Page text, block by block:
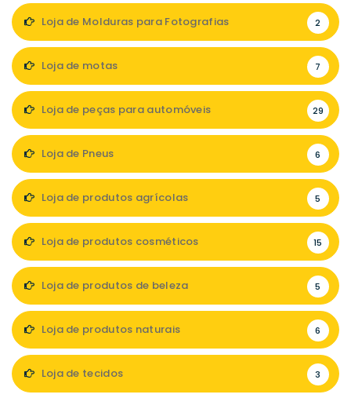
Loja de Molduras para Fotografias 2
Loja de motas 7
Loja de peças para automóveis 29
Loja de Pneus 6
Loja de produtos agrícolas 5
Loja de produtos cosméticos 15
Loja de produtos de beleza 5
Loja de produtos naturais 6
Loja de tecidos 3